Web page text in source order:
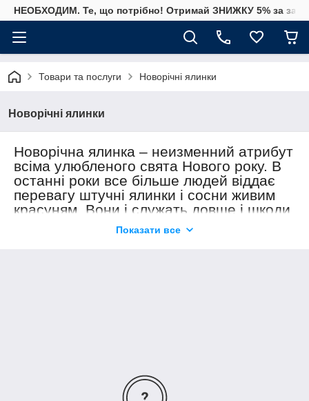
НЕОБХОДИМ. Те, що потрібно! Отримай ЗНИЖКУ 5% за
Товари та послуги Новорічні ялинки
Новорічні ялинки
Новорічна ялинка – неизменний атрибут
всіма улюбленого свята Нового року. В
останні роки все більше людей віддає
перевагу штучні ялинки і сосни живим
красуням. Вони і служать довше і шкоди
природі менше.Показати все